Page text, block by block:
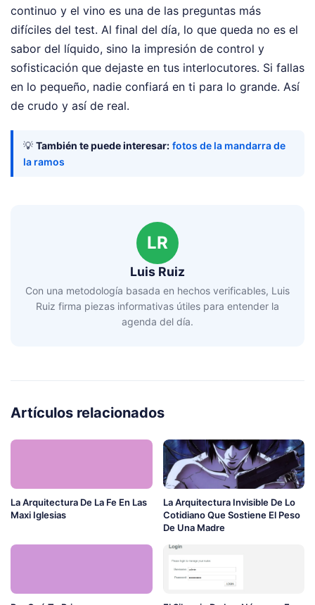
continuo y el vino es una de las preguntas más
difíciles del test. Al final del día, lo que queda no es el
sabor del líquido, sino la impresión de control y
sofisticación que dejaste en tus interlocutores. Si fallas
en lo pequeño, nadie confiará en ti para lo grande. Así
de crudo y así de real.
💡 También te puede interesar: fotos de la mandarra de
la ramos
LR
Luis Ruiz
Con una metodología basada en hechos verificables, Luis
Ruiz firma piezas informativas útiles para entender la
agenda del día.
Artículos relacionados
La Arquitectura De La Fe En Las
Maxi Iglesias
La Arquitectura Invisible De Lo
Cotidiano Que Sostiene El Peso
De Una Madre